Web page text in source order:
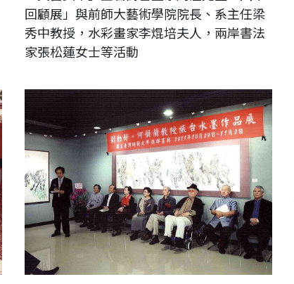
回顧展」與前師大藝術學院院長、系主任梁
秀中教授，水彩畫家李焜培夫人，兩岸書法
家張松蓮女士等活動
中華兩岸文化藝術基金會-中華畫院春茗聯誼酒會